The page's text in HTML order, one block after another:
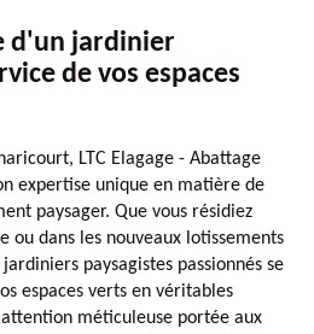
d'un jardinier
de vos espaces
LTC Elagage - Abattage
expertise unique en matière de
paysager. Que vous résidiez
ou dans les nouveaux lotissements
paysagistes passionnés se
espaces verts en véritables
méticuleuse portée aux